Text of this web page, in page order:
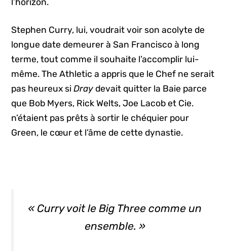
Stephen Curry, lui, voudrait voir son acolyte de
longue date demeurer à San Francisco à long
terme, tout comme il souhaite l’accomplir lui-
même. The Athletic a appris que le Chef ne serait
pas heureux siDraydevait quitter la Baie parce
que Bob Myers, Rick Welts, Joe Lacob et Cie.
n’étaient pas prêts à sortir le chéquier pour
Green, le cœur et l’âme de cette dynastie.
« Curry voit le Big Three comme un
ensemble. »